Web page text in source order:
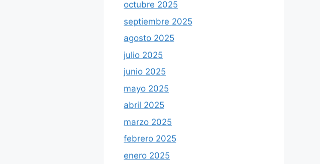
octubre 2025
septiembre 2025
agosto 2025
julio 2025
junio 2025
mayo 2025
abril 2025
marzo 2025
febrero 2025
enero 2025